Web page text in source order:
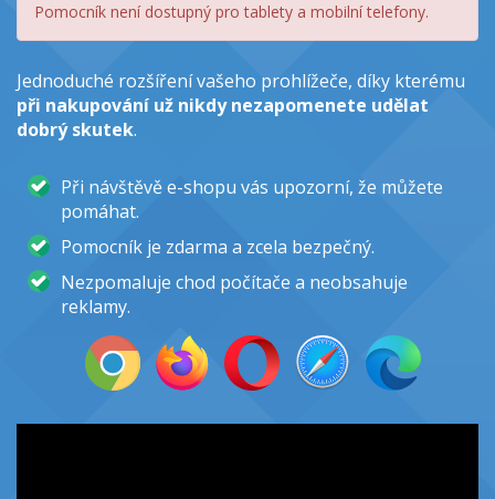
Pomocník není dostupný pro tablety a mobilní telefony.
Jednoduché rozšíření vašeho prohlížeče, díky kterému
při nakupování už nikdy nezapomenete udělat
dobrý skutek.
Při návštěvě e-shopu vás upozorní, že můžete
pomáhat.
Pomocník je zdarma a zcela bezpečný.
Nezpomaluje chod počítače a neobsahuje
reklamy.